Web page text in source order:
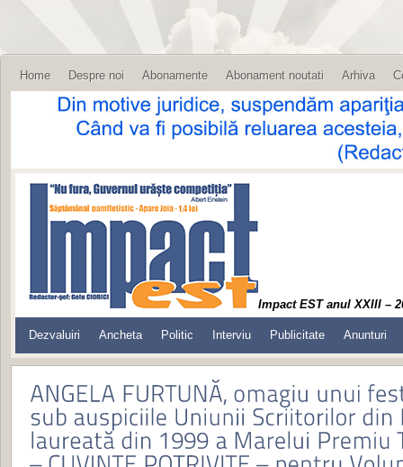
Home Despre noi Abonamente Abonament noutati Arhiva
Impact EST anul XXIII –
Dezvaluiri Ancheta Politic Interviu Publicitate Anunturi